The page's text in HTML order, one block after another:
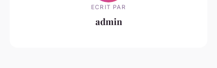
ECRIT PAR
admin